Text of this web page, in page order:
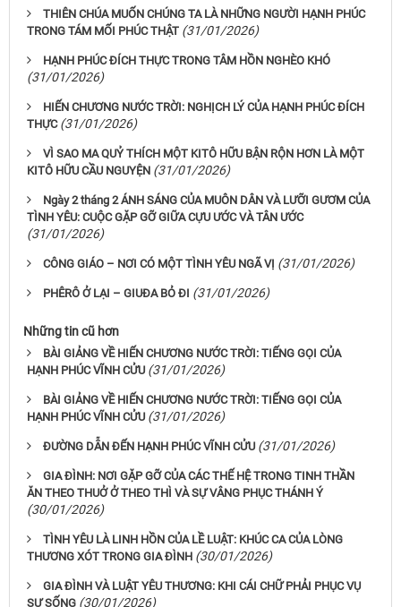
THIÊN CHÚA MUỐN CHÚNG TA LÀ NHỮNG NGƯỜI HẠNH PHÚC
TRONG TÁM MỐI PHÚC THẬT (31/01/2026)
HẠNH PHÚC ĐÍCH THỰC TRONG TÂM HỒN NGHÈO KHÓ
(31/01/2026)
HIẾN CHƯƠNG NƯỚC TRỜI: NGHỊCH LÝ CỦA HẠNH PHÚC ĐÍCH
THỰC (31/01/2026)
VÌ SAO MA QUỶ THÍCH MỘT KITÔ HỮU BẬN RỘN HƠN LÀ MỘT
KITÔ HỮU CẦU NGUYỆN (31/01/2026)
Ngày 2 tháng 2 ÁNH SÁNG CỦA MUÔN DÂN VÀ LƯỠI GƯƠM CỦA
TÌNH YÊU: CUỘC GẶP GỠ GIỮA CỰU ƯỚC VÀ TÂN ƯỚC
(31/01/2026)
CÔNG GIÁO – NƠI CÓ MỘT TÌNH YÊU NGÃ VỊ (31/01/2026)
PHÊRÔ Ở LẠI – GIUĐA BỎ ĐI (31/01/2026)
Những tin cũ hơn
BÀI GIẢNG VỀ HIẾN CHƯƠNG NƯỚC TRỜI: TIẾNG GỌI CỦA
HẠNH PHÚC VĨNH CỬU (31/01/2026)
BÀI GIẢNG VỀ HIẾN CHƯƠNG NƯỚC TRỜI: TIẾNG GỌI CỦA
HẠNH PHÚC VĨNH CỬU (31/01/2026)
ĐƯỜNG DẪN ĐẾN HẠNH PHÚC VĨNH CỬU (31/01/2026)
GIA ĐÌNH: NƠI GẶP GỠ CỦA CÁC THẾ HỆ TRONG TINH THẦN
ĂN THEO THUỞ Ở THEO THÌ VÀ SỰ VÂNG PHỤC THÁNH Ý
(30/01/2026)
TÌNH YÊU LÀ LINH HỒN CỦA LỀ LUẬT: KHÚC CA CỦA LÒNG
THƯƠNG XÓT TRONG GIA ĐÌNH (30/01/2026)
GIA ĐÌNH VÀ LUẬT YÊU THƯƠNG: KHI CÁI CHỮ PHẢI PHỤC VỤ
SỰ SỐNG (30/01/2026)